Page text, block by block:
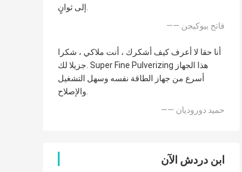
إلى ثوانٍ.
—— فاتح بيوكيجن
أنا حقا لا أعرف كيف أشكرك ، أنت ملاكي ، شكرا
جزيلا لك. Super Fine Pulverizing هذا الجهاز
أسرع من جهاز الطاقة نفسه وسهل التشغيل
والإصلاح.
—— حميد دوروديان
ابن دردش الآن